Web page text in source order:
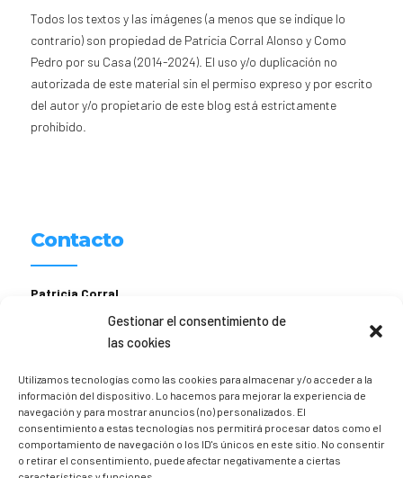
Gestionar el consentimiento de
las cookies
Utilizamos tecnologías como las cookies para almacenar y/o acceder a la
información del dispositivo. Lo hacemos para mejorar la experiencia de
navegación y para mostrar anuncios (no) personalizados. El
consentimiento a estas tecnologías nos permitirá procesar datos como el
comportamiento de navegación o los ID's únicos en este sitio. No consentir
o retirar el consentimiento, puede afectar negativamente a ciertas
Todos los textos y las imágenes (a menos que se indique lo
contrario) son propiedad de Patricia Corral Alonso y Como
Pedro por su Casa (2014-2024). El uso y/o duplicación no
autorizada de este material sin el permiso expreso y por escrito
del autor y/o propietario de este blog está estrictamente
prohibido.
Contacto
Patricia Corral
hola [@] comopedroporsucasa.com
Instagram@trizia_comopedroporsucasa